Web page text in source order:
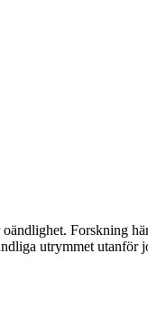
Forskning
utrymmet utanför